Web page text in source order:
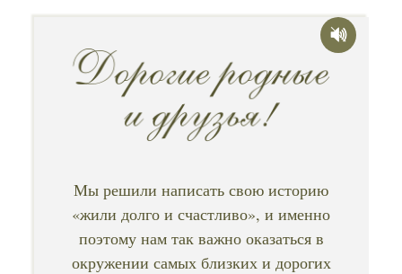
Мы решили написать свою историю
«жили долго и счастливо», и именно
поэтому нам так важно оказаться в
окружении самых близких и дорогих